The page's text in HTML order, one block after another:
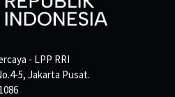
- LPP RRI
5, Jakarta Pusat.